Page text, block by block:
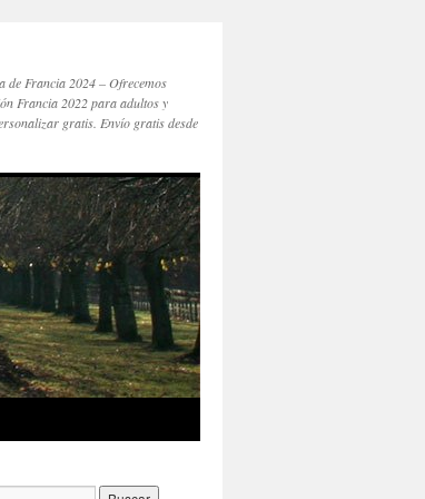
de Francia 2024 – Ofrecemos
Francia 2022 para adultos y
gratis. Envío gratis desde